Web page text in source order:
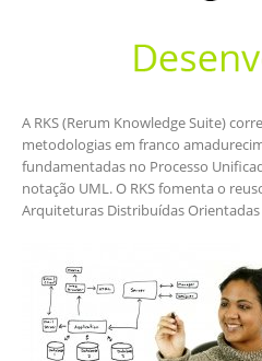
A RKS (Rerum Knowledge Suite)
metodologias em franco
fundamentadas no Processo
notação UML. O RKS fomenta o
Arquiteturas Distribuídas